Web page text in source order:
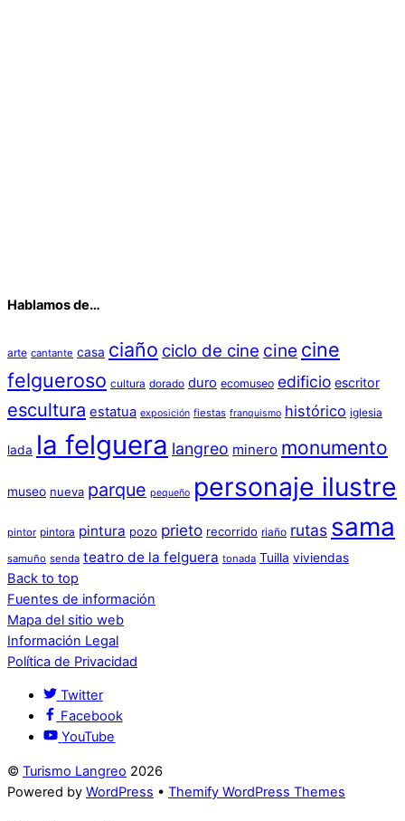
Hablamos de…
arte cantante casa ciaño ciclo de cine cine cine
felgueroso cultura dorado duro ecomuseo edificio escritor
escultura estatua exposición fiestas franquismo histórico iglesia
lada la felguera langreo minero monumento
museo nueva parque pequeño personaje ilustre
pintor pintora pintura pozo prieto recorrido riaño rutas sama
samuño senda teatro de la felguera tonada Tuilla viviendas
Back to top
Fuentes de información
Mapa del sitio web
Información Legal
Política de Privacidad
Twitter
Facebook
YouTube
© Turismo Langreo 2026
Powered by WordPress • Themify WordPress Themes